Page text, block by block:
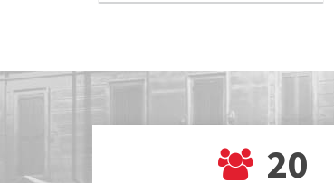
20